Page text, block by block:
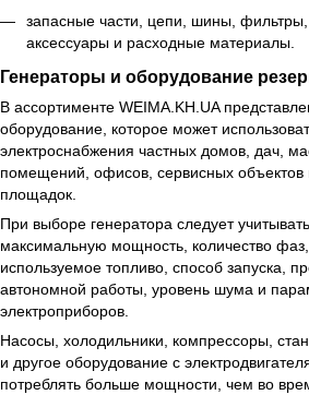
запасные части, цепи, шины,
аксессуары и расходные материалы.
Генераторы и оборудование
В ассортименте WEIMA.KH.UA
оборудование, которое может
электроснабжения частных домов, дач,
помещений, офисов, сервисных объектов
площадок.
При выборе генератора следует
максимальную мощность, количество фаз,
используемое топливо, способ запуска,
автономной работы, уровень шума и
электроприборов.
Насосы, холодильники, компрессоры,
и другое оборудование с
потреблять больше мощности, чем во